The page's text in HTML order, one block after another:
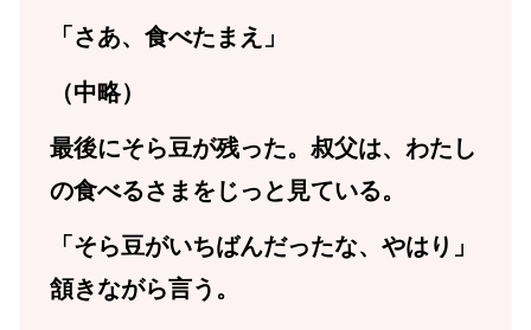
「さあ、食べたまえ」
（中略）
最後にそら豆が残った。叔父は、わたし
の食べるさまをじっと見ている。
「そら豆がいちばんだったな、やはり」
頷きながら言う。